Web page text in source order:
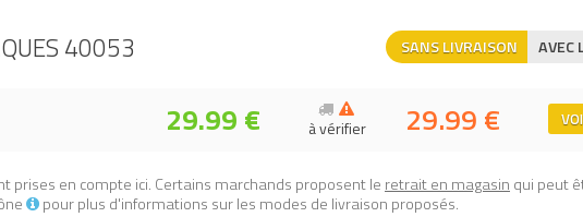
40053 SANS LIVRAISON AVEC
29.99 € 29.99 €
à vérifier
prises en compte ici. Certains marchands proposent le retrait en magasin qui peut
pour plus d'informations sur les modes de livraison proposés.